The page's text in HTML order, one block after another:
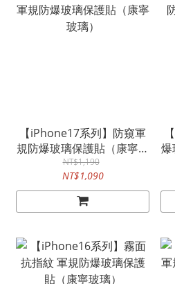
【iPhone17系列】防窺軍
規防爆玻璃保護貼（康寧玻
璃）
NT$1,190
NT$1,090
爆